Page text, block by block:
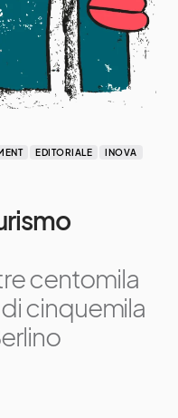
EDITORIALE
INOVA
centomila
cinquemila